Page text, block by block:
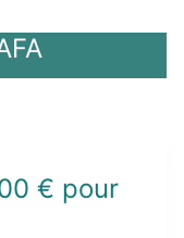
€ pour